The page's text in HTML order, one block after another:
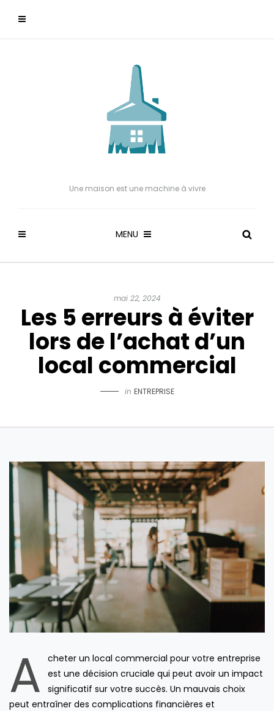
Une maison est une machine à vivre
MENU
mai 22, 2024
Les 5 erreurs à éviter
lors de l’achat d’un
local commercial
in ENTREPRISE
A
cheter un local commercial pour votre entreprise
est une décision cruciale qui peut avoir un impact
significatif sur votre succès. Un mauvais choix
peut entraîner des complications financières et